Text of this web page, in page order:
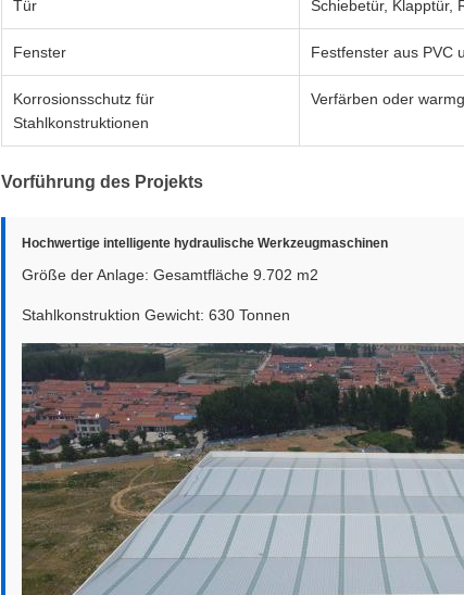
Tür Schiebetür, Klapptür,
Fenster Festfenster aus PVC
Korrosionsschutz für
Stahlkonstruktionen
Verfärben oder
Vorführung des Projekts
Hochwertige intelligente hydraulische Werkzeugmaschinen
Größe der Anlage: Gesamtfläche 9.702 m2
Stahlkonstruktion Gewicht: 630 Tonnen